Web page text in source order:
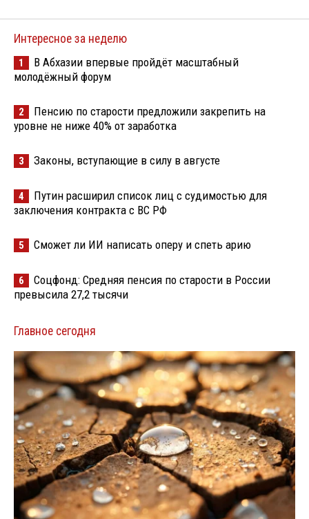
Интересное за неделю
1
В Абхазии впервые пройдёт масштабный
молодёжный форум
2
Пенсию по старости предложили закрепить на
уровне не ниже 40% от заработка
3 Законы, вступающие в силу в августе
4
Путин расширил список лиц с судимостью для
заключения контракта с ВС РФ
5 Сможет ли ИИ написать оперу и спеть арию
6
Соцфонд: Средняя пенсия по старости в России
превысила 27,2 тысячи
Главное сегодня